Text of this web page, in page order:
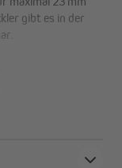
gibt es in der